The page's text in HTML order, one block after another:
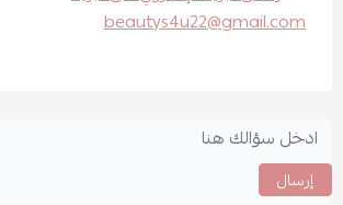
beautys4u22@gmail.com
إرسال